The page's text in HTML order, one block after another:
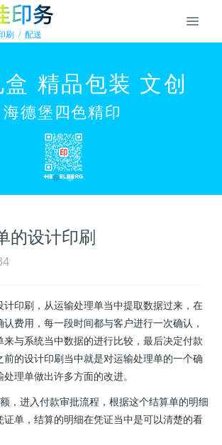
的设计印刷
计印刷，从运输处理单当中提取数据过来，在
费用，每一段时间都与客户进行一次确认，
与系统当中数据的进行比较，最后决定付款
前的设计印刷当中就是对运输处理单的一个确
理单做出许多方面的改进。
，进入付款审批流程，根据这个结算单的明细
证单，结算的明细在凭证当中是可以清楚的看